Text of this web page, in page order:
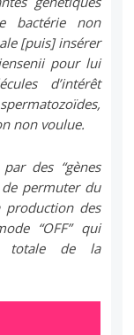
bactérie non
[puis] insérer
pour lui
d’intérêt
non voulue.
des “gènes
permuter du
production des
“OFF” qui
totale de la